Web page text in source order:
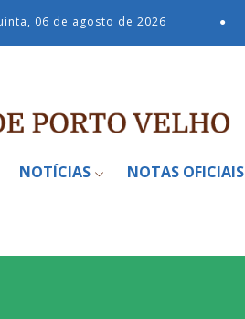
06 de agosto de 2026 ●
NOTÍCIAS NOTAS OFICIAIS